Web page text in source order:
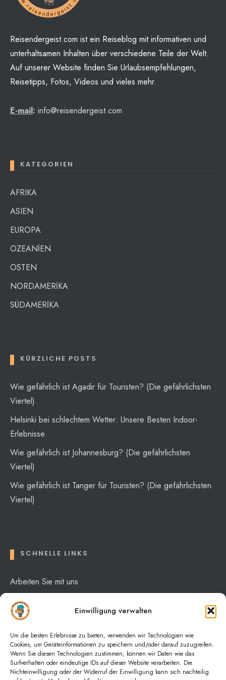
Einwilligung verwalten
Um die besten Erlebnisse zu bieten, verwenden wir Technologien wie
Cookies, um Geräteinformationen zu speichern und/oder darauf zuzugreifen.
Wenn Sie diesen Technologien zustimmen, können wir Daten wie das
Surfverhalten oder eindeutige IDs auf dieser Website verarbeiten. Die
Nichteinwilligung oder der Widerruf der Einwilligung kann sich nachteilig
Reisendergeist.com ist ein Reiseblog mit informativen und
unterhaltsamen Inhalten über verschiedene Teile der Welt.
Auf unserer Website finden Sie Urlaubsempfehlungen,
Reisetipps, Fotos, Videos und vieles mehr.
E-mail: info@reisendergeist.com
KATEGORIEN
AFRIKA
ASIEN
EUROPA
OZEANİEN
OSTEN
NORDAMERİKA
SÜDAMERİKA
KÜRZLICHE POSTS
Wie gefährlich ist Agadir für Touristen? (Die gefährlichsten
Viertel)
Helsinki bei schlechtem Wetter: Unsere Besten Indoor-
Erlebnisse
Wie gefährlich ist Johannesburg? (Die gefährlichsten
Viertel)
Wie gefährlich ist Tanger für Touristen? (Die gefährlichsten
Viertel)
SCHNELLE LINKS
Arbeiten Sie mit uns
Über mich
Datenschutzerklärung